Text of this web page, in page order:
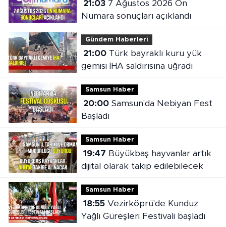
21:037 Ağustos 2026 On
Numara sonuçları açıklandı
Gündem Haberleri
21:00Türk bayraklı kuru yük
gemisi İHA saldırısına uğradı
Samsun Haber
20:00Samsun'da Nebiyan Fest
Başladı
Samsun Haber
19:47
dijital olarak takip edilebilecek
Samsun Haber
18:55Vezirköprü'de Kunduz
Yağlı Güreşleri Festivali başladı